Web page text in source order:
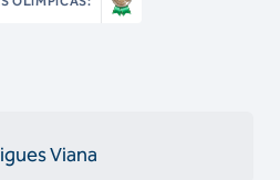
Viana